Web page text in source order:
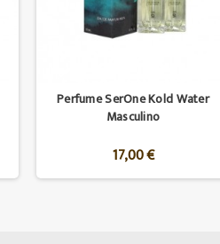
Perfume SerOne Kold Water
Masculino
17,00 €